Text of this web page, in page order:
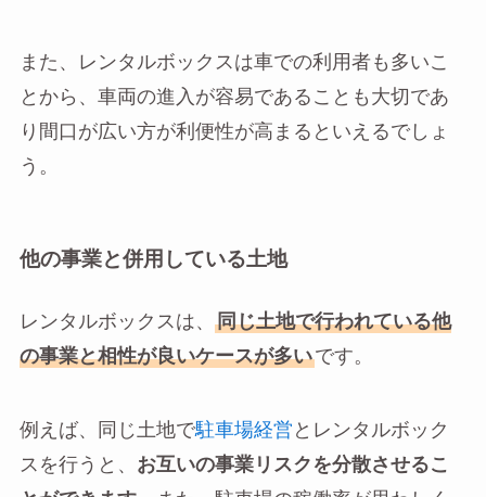
また、レンタルボックスは車での利用者も多いこ
とから、車両の進入が容易であることも大切であ
り間口が広い方が利便性が高まるといえるでしょ
う。
他の事業と併用している土地
レンタルボックスは、
同じ土地で行われている他
の事業と相性が良いケースが多いです。
例えば、同じ土地で駐車場経営 とレンタルボック
スを行うと、 お互いの事業リスクを分散させるこ